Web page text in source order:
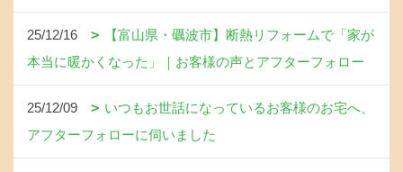
25/12/16
【富山県・礪波市】断熱リフォームで「家が
本当に暖かくなった」｜お客様の声とアフターフォロー
25/12/09
いつもお世話になっているお客様のお宅へ、
アフターフォローに伺いました